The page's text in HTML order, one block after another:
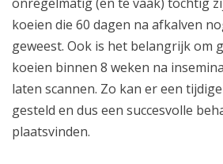
koeien die 60 dagen na afkalven
geweest. Ook is het belangrijk om
koeien binnen 8 weken na
laten scannen. Zo kan er een
gesteld en dus een succesvolle
plaatsvinden.